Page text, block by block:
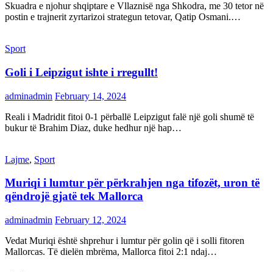
Skuadra e njohur shqiptare e Vllaznisë nga Shkodra, me 30 tetor në
postin e trajnerit zyrtarizoi strategun tetovar, Qatip Osmani.…
Sport
Goli i Leipzigut ishte i rregullt!
adminadmin February 14, 2024
Reali i Madridit fitoi 0-1 përballë Leipzigut falë një goli shumë të
bukur të Brahim Diaz, duke hedhur një hap…
Lajme, Sport
Muriqi i lumtur për përkrahjen nga tifozët, uron të
qëndrojë gjatë tek Mallorca
adminadmin February 12, 2024
Vedat Muriqi është shprehur i lumtur për golin që i solli fitoren
Mallorcas. Të dielën mbrëma, Mallorca fitoi 2:1 ndaj…